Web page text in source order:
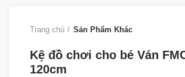
Trang chủ Sản Phẩm Khác
Kệ đồ chơi cho bé Ván
120cm